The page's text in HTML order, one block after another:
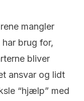
mangler
brug for,
bliver
ansvar og lidt
“hjælp” med